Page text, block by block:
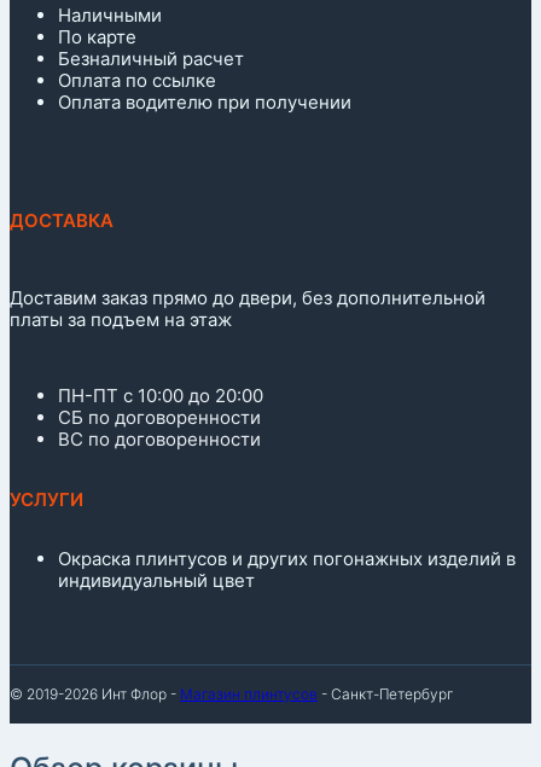
Наличными
По карте
Безналичный расчет
Оплата по ссылке
Оплата водителю при получении
ДОСТАВКА
Доставим заказ прямо до двери, без дополнительной
платы за подъем на этаж
ПН-ПТ с 10:00 до 20:00
СБ по договоренности
ВС по договоренности
УСЛУГИ
Окраска плинтусов и других погонажных изделий в
индивидуальный цвет
© 2019-2026 Инт Флор - Магазин плинтусов - Санкт-Петербург